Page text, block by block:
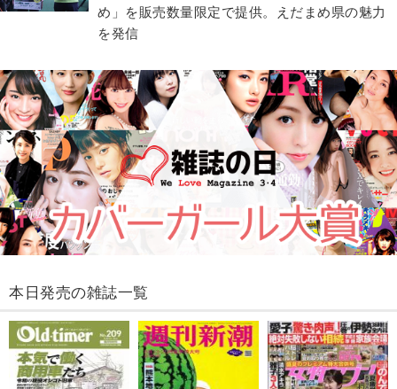
め」を販売数量限定で提供。えだまめ県の魅力
を発信
本日発売の雑誌一覧